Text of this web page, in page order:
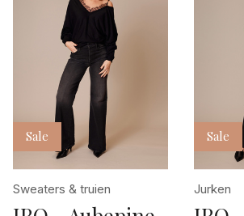
Sale
Sweaters & truien
Sale
Jurken